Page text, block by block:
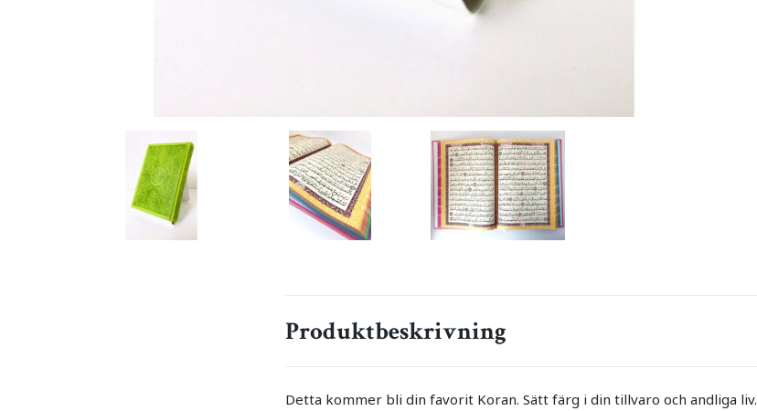
Produktbeskrivning
Detta kommer bli din favorit Koran. Sätt färg i din tillvaro och andliga liv.